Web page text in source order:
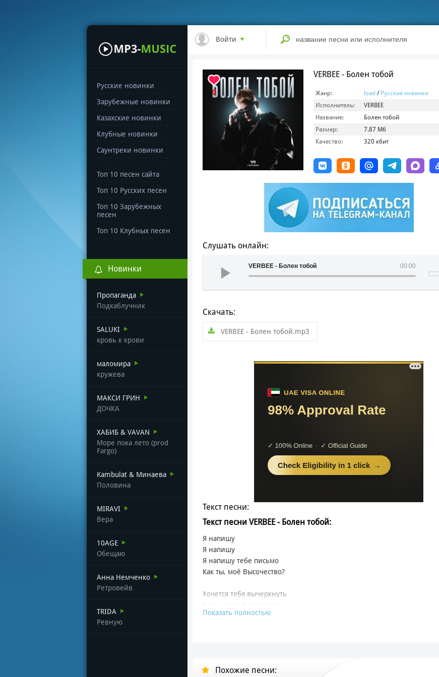
Русские новинки
Зарубежные новинки
Казахские новинки
Клубные новинки
Саунтреки новинки
Топ 10 песен сайта
Топ 10 Русских песен
Топ 10 Зарубежных
песен
Топ 10 Клубных песен
Новинки
Пропаганда
Подкаблучник
SALUKI
кровь к крови
маломира
кружева
МАКСИ ГРИН
ДОЧКА
ХАБИБ & VAVAN
Море пока лето (prod
Fargo)
Kambulat & Минаева
Половина
MIRAVI
Вера
10AGE
Обещаю
Анна Немченко
Ретровейв
TRIDA
Ревную
Войти
0
VERBEE - Болен тобой
Жанр: load / Русские новинки
Исполнитель:
VERBEE
Название:
Болен тобой
Размер:
7.87 Мб
Качество:
320 кбит
Слушать онлайн:
00:00
VERBEE - Болен тобой
Скачать:
VERBEE - Болен тобой.mp3
Текст песни:
Текст песни VERBEE - Болен тобой:
Я напишу
Я напишу
Я напишу тебе письмо
Как ты, моё Высочество?
Хочется тебя вычеркнуть
Хочется прочитать тебя
Я болен только тобой
Показать полностью
Похожие песни: